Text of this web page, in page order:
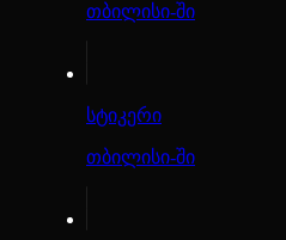
თბილისი-ში
სტიკერი
თბილისი-ში